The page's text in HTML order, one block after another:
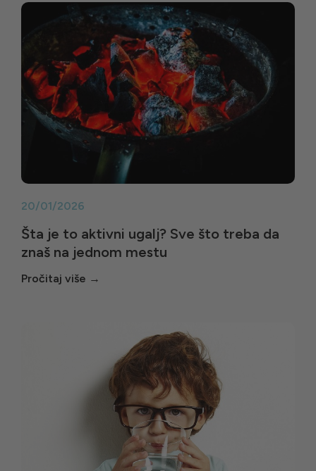
20/01/2026
Šta je to aktivni ugalj? Sve što treba da
znaš na jednom mestu